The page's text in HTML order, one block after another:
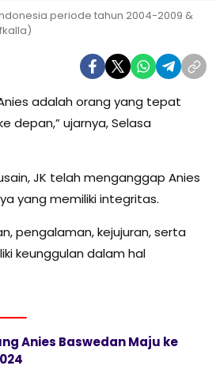
periode tahun 2004-2009 &
adalah orang yang tepat
depan,” ujarnya, Selasa
JK telah menganggap Anies
yang memiliki integritas.
pengalaman, kejujuran, serta
keunggulan dalam hal
Anies Baswedan Maju ke